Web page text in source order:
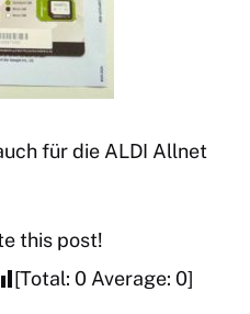
für die ALDI Allnet
this post!
[Total: 0Average: 0]